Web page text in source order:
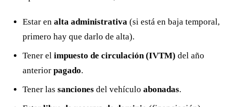
Estar en alta administrativa (si está en baja temporal,
primero hay que darlo de alta).
Tener el impuesto de circulación (IVTM) del año
anterior pagado.
Tener las sanciones del vehículo abonadas.